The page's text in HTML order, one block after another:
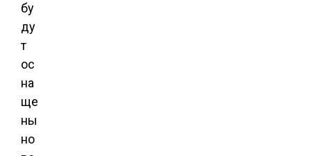
бу
ду
т
ос
на
ще
ны
но